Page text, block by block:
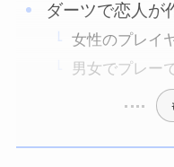
ダーツで恋人が
女性のプレイ
男女でプレー